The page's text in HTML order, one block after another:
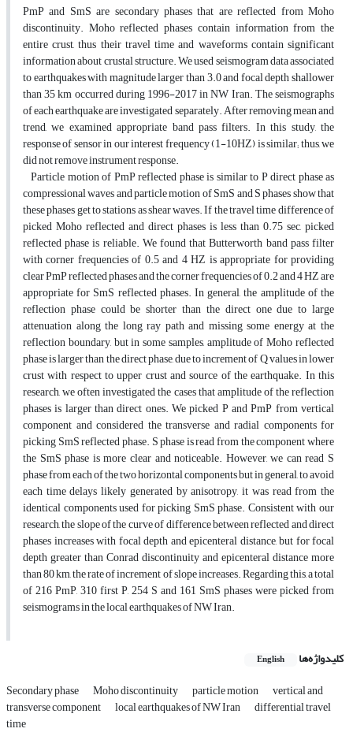
PmP and SmS are secondary phases that are reflected from Moho
discontinuity. Moho reflected phases contain information from the
entire crust, thus their travel time and waveforms contain significant
information about crustal structure. We used seismogram data associated
to earthquakes with magnitude larger than 3.0 and focal depth shallower
than 35 km occurred during 1996-2017 in NW Iran. The seismographs
of each earthquake are investigated separately. After removing mean and
trend, we examined appropriate band pass filters. In this study, the
response of sensor in our interest frequency (1-10HZ) is similar; thus, we
did not remove instrument response.
Particle motion of PmP reflected phase is similar to P direct phase as
compressional waves and particle motion of SmS and S phases show that
these phases get to stations as shear waves. If the travel time difference of
picked Moho reflected and direct phases is less than 0.75 sec, picked
reflected phase is reliable. We found that Butterworth band pass filter
with corner frequencies of 0.5 and 4 HZ is appropriate for providing
clear PmP reflected phases and the corner frequencies of 0.2 and 4 HZ are
appropriate for SmS reflected phases. In general, the amplitude of the
reflection phase could be shorter than the direct one due to large
attenuation along the long ray path and missing some energy at the
reflection boundary, but in some samples, amplitude of Moho reflected
phase is larger than the direct phase, due to increment of Q values in lower
crust with respect to upper crust and source of the earthquake. In this
research, we often investigated the cases that amplitude of the reflection
phases is larger than direct ones. We picked P and PmP from vertical
component and considered the transverse and radial components for
picking SmS reflected phase. S phase is read from the component where
the SmS phase is more clear and noticeable. However, we can read S
phase from each of the two horizontal components but in general, to avoid
each time delays likely generated by anisotropy, it was read from the
identical components used for picking SmS phase. Consistent with our
research, the slope of the curve of difference between reflected and direct
phases increases with focal depth and epicenteral distance, but for focal
depth greater than Conrad discontinuity and epicenteral distance more
than 80 km, the rate of increment of slope increases. Regarding this, a total
of 216 PmP, 310 first P, 254 S and 161 SmS phases were picked from
seismograms in the local earthquakes of NW Iran.
کلیدواژه‌ها English
Secondary phase Moho discontinuity particle motion vertical and
transverse component local earthquakes of NW Iran differential travel
time